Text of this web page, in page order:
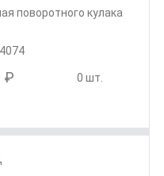
поворотного кулака
₽ 0 шт.